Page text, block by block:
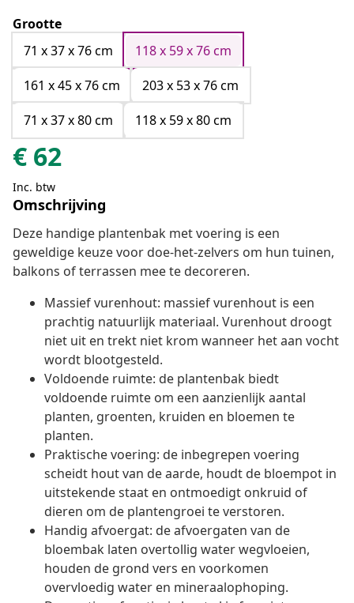
Grootte
71 x 37 x 76 cm
118 x 59 x 76 cm
161 x 45 x 76 cm
203 x 53 x 76 cm
71 x 37 x 80 cm
118 x 59 x 80 cm
€ 62
Inc. btw
Omschrijving
Deze handige plantenbak met voering is een
geweldige keuze voor doe-het-zelvers om hun tuinen,
balkons of terrassen mee te decoreren.
Massief vurenhout: massief vurenhout is een
prachtig natuurlijk materiaal. Vurenhout droogt
niet uit en trekt niet krom wanneer het aan vocht
wordt blootgesteld.
Voldoende ruimte: de plantenbak biedt
voldoende ruimte om een aanzienlijk aantal
planten, groenten, kruiden en bloemen te
planten.
Praktische voering: de inbegrepen voering
scheidt hout van de aarde, houdt de bloempot in
uitstekende staat en ontmoedigt onkruid of
dieren om de plantengroei te verstoren.
Handig afvoergat: de afvoergaten van de
bloembak laten overtollig water wegvloeien,
houden de grond vers en voorkomen
overvloedig water en mineraalophoping.